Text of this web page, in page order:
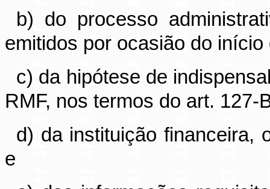
b) do processo
emitidos por ocasião do
c) da hipótese de
RMF, nos termos do art. 127-
d) da instituição financeira,
e